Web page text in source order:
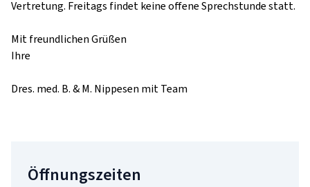
Vertretung. Freitags findet keine offene Sprechstunde statt.
Mit freundlichen Grüßen
Ihre
Dres. med. B. & M. Nippesen mit Team
Öffnungszeiten